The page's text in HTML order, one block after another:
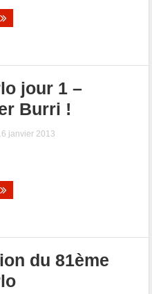
jour 1 –
Burri !
janvier 2013
du 81ème